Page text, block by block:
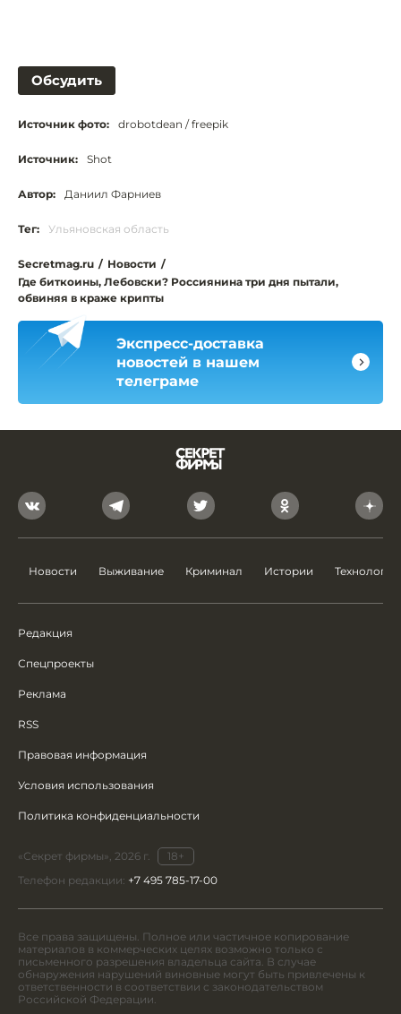
Обсудить
Источник фото: drobotdean / freepik
Источник: Shot
Автор: Даниил Фарниев
Тег: Ульяновская область
Secretmag.ru / Новости /
Где биткоины, Лебовски? Россиянина три дня пытали,
обвиняя в краже крипты
Экспресс-доставка
новостей в нашем
телеграме
Новости Выживание Криминал Истории Технологии
Редакция
Спецпроекты
Реклама
RSS
Правовая информация
Условия использования
Политика конфиденциальности
«Секрет фирмы», 2026 г.
18+
Телефон редакции: +7 495 785-17-00
Все права защищены. Полное или частичное копирование
материалов в коммерческих целях возможно только с
письменного разрешения владельца сайта. В случае
обнаружения нарушений виновные могут быть привлечены к
ответственности в соответствии с законодательством
Российской Федерации.